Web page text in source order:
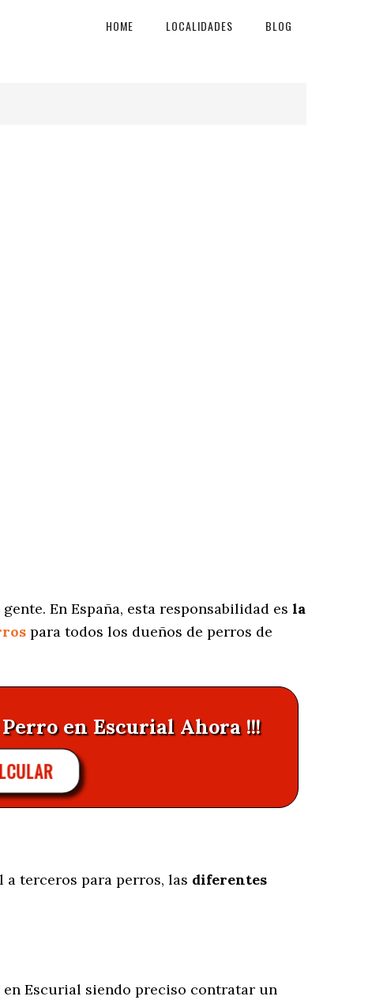
HOME LOCALIDADES BLOG
En España, esta responsabilidad es la
para todos los dueños de perros de
en Escurial Ahora !!!
terceros para perros, las diferentes
en Escurial siendo preciso contratar un